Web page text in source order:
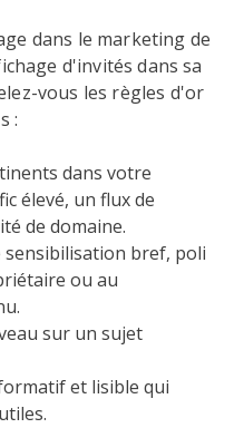
dans le marketing de
d'invités dans sa
vous les règles d'or
:
dans votre
élevé, un flux de
de domaine.
sensibilisation bref, poli
ou au
sur un sujet
et lisible qui